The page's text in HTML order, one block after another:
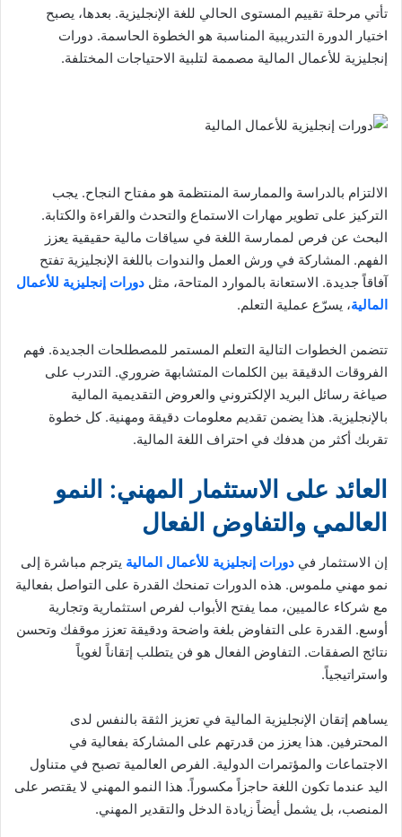
تأتي مرحلة تقييم المستوى الحالي للغة الإنجليزية. بعدها، يصبح
اختيار الدورة التدريبية المناسبة هو الخطوة الحاسمة. دورات
إنجليزية للأعمال المالية مصممة لتلبية الاحتياجات المختلفة.
الالتزام بالدراسة والممارسة المنتظمة هو مفتاح النجاح. يجب
التركيز على تطوير مهارات الاستماع والتحدث والقراءة والكتابة.
البحث عن فرص لممارسة اللغة في سياقات مالية حقيقية يعزز
الفهم. المشاركة في ورش العمل والندوات باللغة الإنجليزية تفتح
آفاقاً جديدة. الاستعانة بالموارد المتاحة، مثل دورات إنجليزية للأعمال
المالية، يسرّع عملية التعلم.
تتضمن الخطوات التالية التعلم المستمر للمصطلحات الجديدة. فهم
الفروقات الدقيقة بين الكلمات المتشابهة ضروري. التدرب على
صياغة رسائل البريد الإلكتروني والعروض التقديمية المالية
بالإنجليزية. هذا يضمن تقديم معلومات دقيقة ومهنية. كل خطوة
تقربك أكثر من هدفك في احتراف اللغة المالية.
العائد على الاستثمار المهني: النمو
العالمي والتفاوض الفعال
إن الاستثمار في دورات إنجليزية للأعمال المالية يترجم مباشرة إلى
نمو مهني ملموس. هذه الدورات تمنحك القدرة على التواصل بفعالية
مع شركاء عالميين، مما يفتح الأبواب لفرص استثمارية وتجارية
أوسع. القدرة على التفاوض بلغة واضحة ودقيقة تعزز موقفك وتحسن
نتائج الصفقات. التفاوض الفعال هو فن يتطلب إتقاناً لغوياً
واستراتيجياً.
يساهم إتقان الإنجليزية المالية في تعزيز الثقة بالنفس لدى
المحترفين. هذا يعزز من قدرتهم على المشاركة بفعالية في
الاجتماعات والمؤتمرات الدولية. الفرص العالمية تصبح في متناول
اليد عندما تكون اللغة حاجزاً مكسوراً. هذا النمو المهني لا يقتصر على
المنصب، بل يشمل أيضاً زيادة الدخل والتقدير المهني.